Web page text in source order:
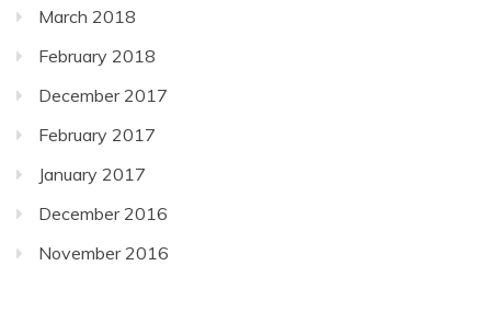
March 2018
February 2018
December 2017
February 2017
January 2017
December 2016
November 2016